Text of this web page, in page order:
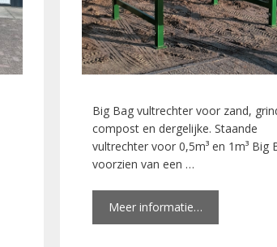
Big Bag vultrechter voor zand,
compost en dergelijke. Staande
vultrechter voor 0,5m³ en 1m³ Big
voorzien van een …
Meer informatie…